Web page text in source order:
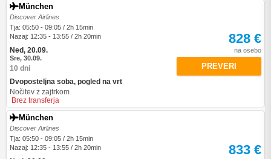
München
Discover Airlines
Tja: 05:50 - 09:05 / 2h 15min
Nazaj: 12:35 - 13:55 / 2h 20min
Ned, 20.09.
Sre, 30.09.
10 dni
Dvoposteljna soba, pogled na vrt
Nočitev z zajtrkom
Brez transferja
828 €
na osebo
PREVERI
München
Discover Airlines
Tja: 05:50 - 09:05 / 2h 15min
Nazaj: 12:35 - 13:55 / 2h 20min
833 €